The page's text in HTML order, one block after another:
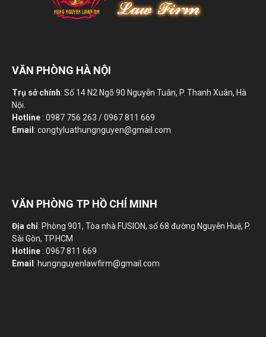
VĂN PHÒNG HÀ NỘI
Trụ sở chính: Số 14 N2 Ngõ 90 Nguyễn Tuân, P. Thanh Xuân, Hà
Nội.
Hotline : 0987 756 263 / 0967 811 669
Email : congtyluathungnguyen@gmail.com
VĂN PHÒNG TP HỒ CHÍ MINH
Địa chỉ: Phòng 901, Tòa nhà FUSION, số 68 đường Nguyễn Huệ, P.
Sài Gòn, TP.HCM
Hotline : 0967 811 669
Email : hungnguyenlawfirm@gmail.com